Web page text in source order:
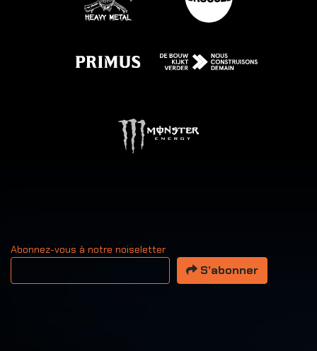
Abonnez-vous à notre noiseletter
Votre adresse email
S’abonner